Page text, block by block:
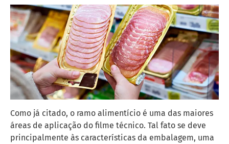
Como já citado, o ramo alimentício é uma das maiores
áreas de aplicação do filme técnico. Tal fato se deve
principalmente às características da embalagem, uma